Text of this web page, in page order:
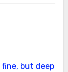
but deep